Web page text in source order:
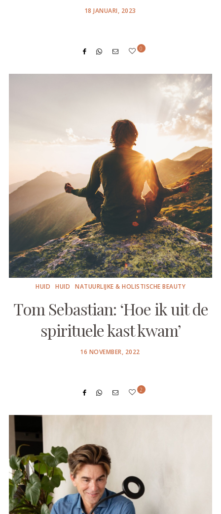
POSTED
18 JANUARI, 2023
0
HUID HUID NATUURLIJKE & HOLISTISCHE BEAUTY
Tom Sebastian: ‘Hoe ik uit de
spirituele kast kwam’
POSTED
16 NOVEMBER, 2022
2